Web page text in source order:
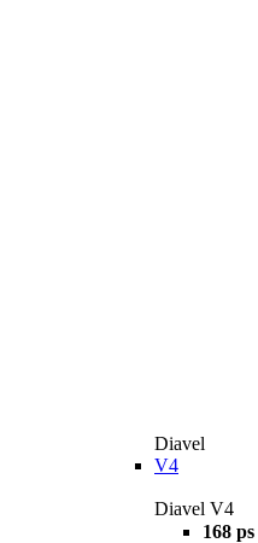
Diavel
V4
Diavel V4
168 ps